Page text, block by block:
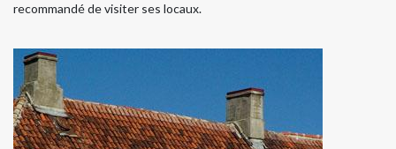
recommandé de visiter ses locaux.